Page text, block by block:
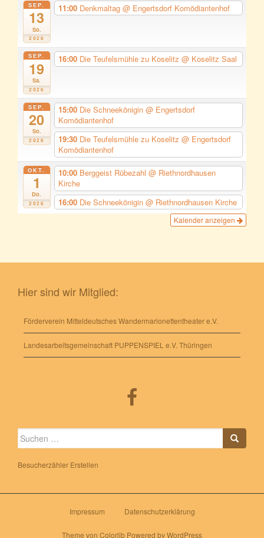
SEP.
13
So.
2026
11:00 Denkmaltag @ Engertsdorf Komödiantenhof
SEP.
19
Sa.
2026
16:00 Die Teufelsmühle zu Koselitz @ Koselitz Saal
SEP.
20
So.
2026
15:00 Die Schneekönigin @ Engertsdorf
Komödiantenhof
19:30 Die Teufelsmühle zu Koselitz @ Engertsdorf
Komödiantenhof
OKT.
1
Do.
2026
10:00 Berggeist Rübezahl @ Riethnordhausen
Kirche
16:00 Die Schneekönigin @ Riethnordhausen Kirche
Kalender anzeigen
Hier sind wir Mitglied:
Förderverein Mitteldeutsches Wandermarionettentheater e.V.
Landesarbeitsgemeinschaft PUPPENSPIEL e.V. Thüringen
Suche
nach:
Besucherzähler Erstellen
Impressum Datenschutzerklärung
Theme von Colorlib Powered byWordPress